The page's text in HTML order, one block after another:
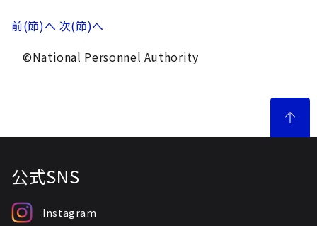
前(節)へ 次(節)へ
©National Personnel Authority
公式SNS
Instagram